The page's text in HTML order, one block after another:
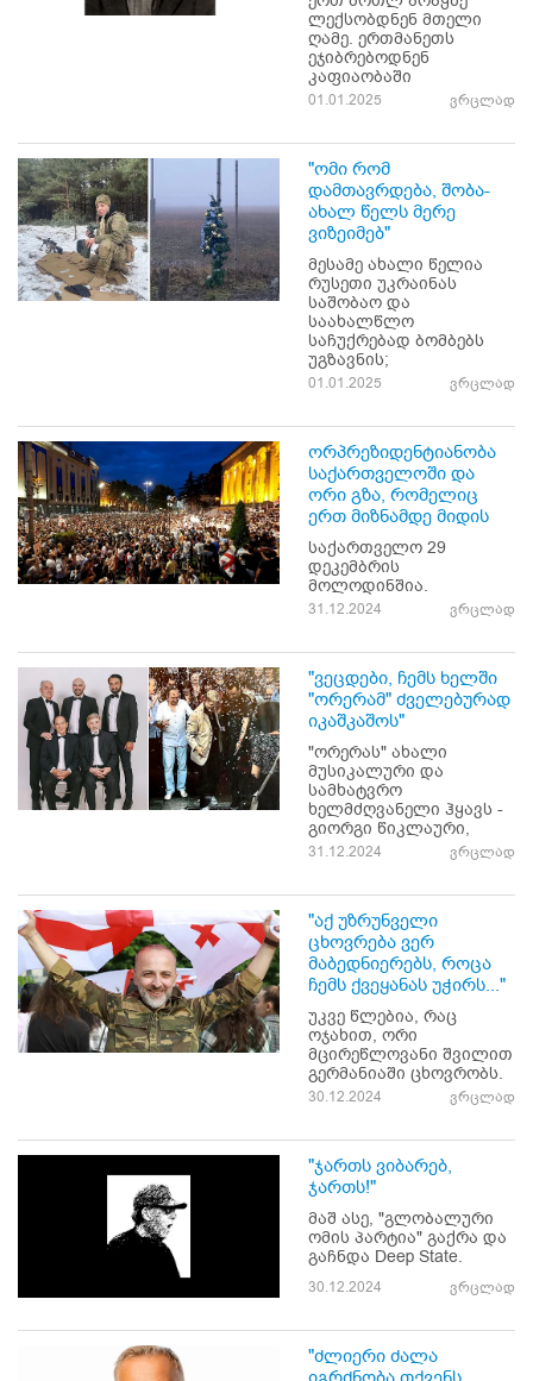
ლექსობდნენ მთელი
ღამე. ერთმანეთს
ეჯიბრებოდნენ
კაფიაობაში
01.01.2025 ვრცლად
"ომი რომ
დამთავრდება, შობა-
ახალ წელს მერე
ვიზეიმებ"
მესამე ახალი წელია
რუსეთი უკრაინას
საშობაო და
საახალწლო
საჩუქრებად ბომბებს
უგზავნის;
01.01.2025 ვრცლად
ორპრეზიდენტიანობა
საქართველოში და
ორი გზა, რომელიც
ერთ მიზნამდე მიდის
საქართველო 29
დეკემბრის
მოლოდინშია.
31.12.2024 ვრცლად
"ვეცდები, ჩემს ხელში
"ორერამ" ძველებურად
იკაშკაშოს"
"ორერას" ახალი
მუსიკალური და
სამხატვრო
ხელმძღვანელი ჰყავს -
გიორგი წიკლაური,
31.12.2024 ვრცლად
"აქ უზრუნველი
ცხოვრება ვერ
მაბედნიერებს, როცა
ჩემს ქვეყანას უჭირს..."
უკვე წლებია, რაც
ოჯახით, ორი
მცირეწლოვანი შვილით
გერმანიაში ცხოვრობს.
30.12.2024 ვრცლად
"ჯართს ვიბარებ,
ჯართს!"
მაშ ასე, "გლობალური
ომის პარტია" გაქრა და
გაჩნდა Deep State.
30.12.2024 ვრცლად
"ძლიერი ძალა